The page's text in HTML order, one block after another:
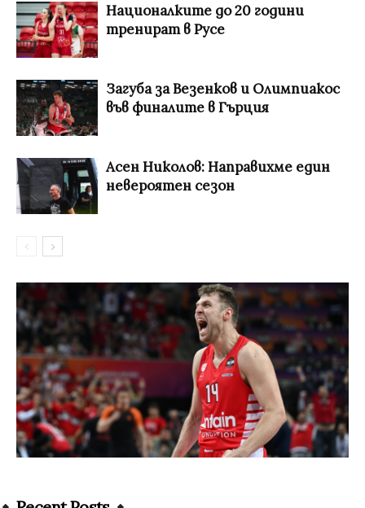
Националките до 20 години
тренират в Русе
Загуба за Везенков и Олимпиакос
във финалите в Гърция
Асен Николов: Направихме един
невероятен сезон